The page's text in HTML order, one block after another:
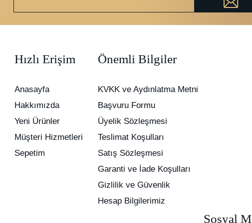
Hızlı Erişim
Anasayfa
Hakkımızda
Yeni Ürünler
Müşteri Hizmetleri
Sepetim
Önemli Bilgiler
KVKK ve Aydınlatma Metni
Başvuru Formu
Üyelik Sözleşmesi
Teslimat Koşulları
Satış Sözleşmesi
Garanti ve İade Koşulları
Gizlilik ve Güvenlik
Hesap Bilgilerimiz
Sosyal